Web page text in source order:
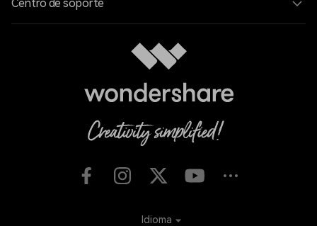
Centro de soporte
Idioma